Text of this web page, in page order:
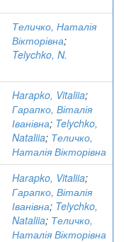
Теличко, Наталія
Вікторівна;
Telychko, N.
Harapko, Vitaliia;
Гарапко, Віталія
Іванівна; Telychko,
Nataliia; Теличко,
Наталія Вікторівна
Harapko, Vitaliia;
Гарапко, Віталія
Іванівна; Telychko,
Nataliia; Теличко,
Наталія Вікторівна